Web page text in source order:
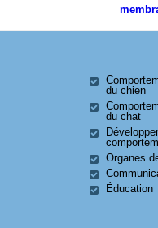
du chien
du chat
Organes
Éducation